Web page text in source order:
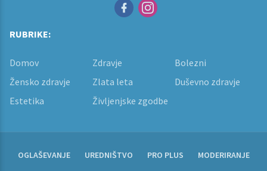
RUBRIKE:
Domov Zdravje
Bolezni
Žensko zdravje
Zlata leta
Duševno zdravje
Estetika
Življenjske zgodbe
OGLAŠEVANJE UREDNIŠTVO PRO PLUS MODERIRANJE